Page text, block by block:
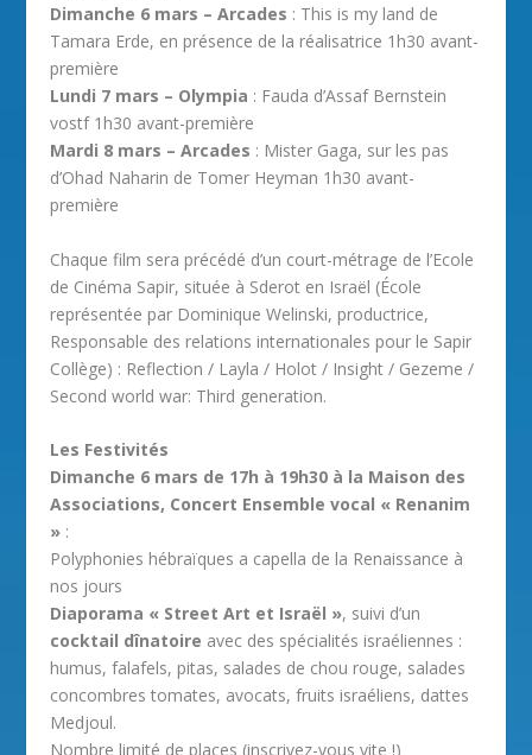
Dimanche 6 mars – Arcades : This is my land de
Tamara Erde, en présence de la réalisatrice 1h30 avant-
première
Lundi 7 mars – Olympia : Fauda d’Assaf Bernstein
vostf 1h30 avant-première
Mardi 8 mars – Arcades : Mister Gaga, sur les pas
d’Ohad Naharin de Tomer Heyman 1h30 avant-
première
Chaque film sera précédé d’un court-métrage de l’Ecole
de Cinéma Sapir, située à Sderot en Israël (École
représentée par Dominique Welinski, productrice,
Responsable des relations internationales pour le Sapir
Collège) : Reflection / Layla / Holot / Insight / Gezeme /
Second world war: Third generation.
Les Festivités
Dimanche 6 mars de 17h à 19h30 à la Maison des
Associations, Concert Ensemble vocal « Renanim
» :
Polyphonies hébraïques a capella de la Renaissance à
nos jours
Diaporama « Street Art et Israël », suivi d’un
cocktail dînatoire avec des spécialités israéliennes :
humus, falafels, pitas, salades de chou rouge, salades
concombres tomates, avocats, fruits israéliens, dattes
Medjoul.
Nombre limité de places (inscrivez-vous vite !)